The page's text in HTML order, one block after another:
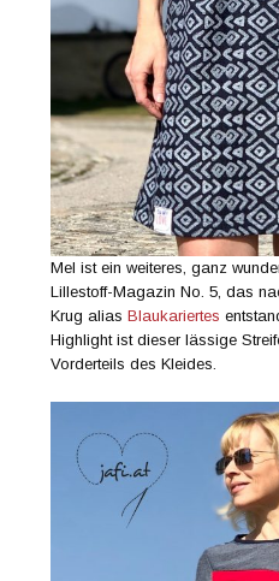
Mel ist ein weiteres, ganz
Lillestoff-Magazin No. 5, das
Krug aliasBlaukariertes
Highlight ist dieser lässige
Vorderteils des Kleides.